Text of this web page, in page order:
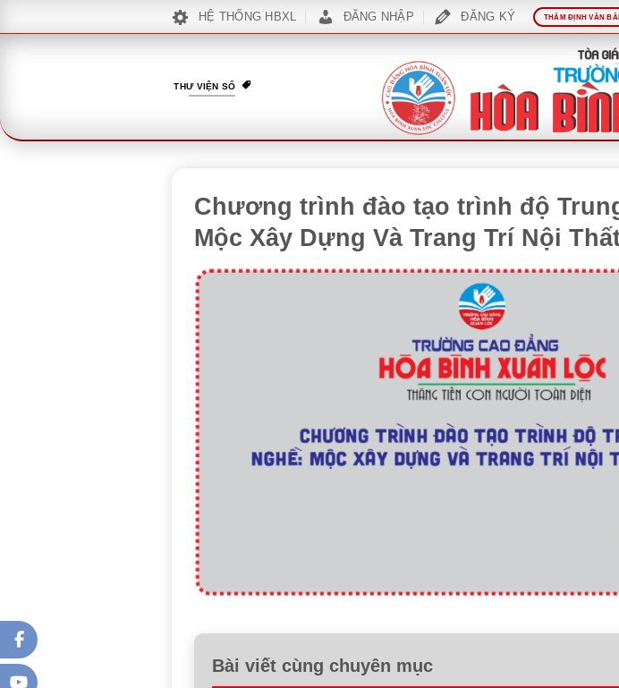
qua
HỆ THỐNG HBXL ĐĂNG NHẬP ĐĂNG KÝ THẨM ĐỊNH VĂN
THƯ VIỆN SỐ
Chương trình đào tạo trình độ
Mộc Xây Dựng Và Trang Trí Nội
Bài viết cùng chuyên mục